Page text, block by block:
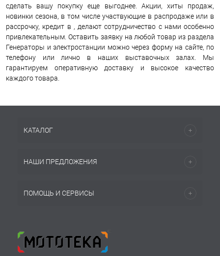
сделать вашу покупку еще выгоднее. Акции, хиты продаж,
новинки сезона, в том числе участвующие в распродаже или в
рассрочку, кредит в , делают сотрудничество с нами особенно
привлекательным. Оставить заявку на любой товар из раздела
Генераторы и электростанции можно через форму на сайте, по
телефону или лично в наших выставочных залах. Мы
гарантируем оперативную доставку и высокое качество
каждого товара.
КАТАЛОГ
НАШИ ПРЕДЛОЖЕНИЯ
ПОМОЩЬ И СЕРВИСЫ